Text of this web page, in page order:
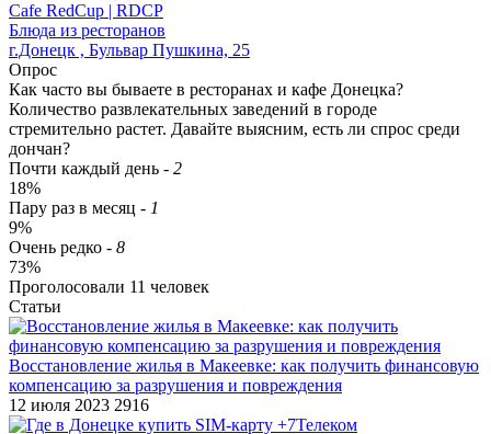
Cafe RedСup | RDCP
Блюда из ресторанов
г.Донецк , Бульвар Пушкина, 25
Опрос
Как часто вы бываете в ресторанах и кафе Донецка?
Количество развлекательных заведений в городе
стремительно растет. Давайте выясним, есть ли спрос среди
дончан?
Почти каждый день - 2
18%
Пару раз в месяц - 1
9%
Очень редко - 8
73%
Проголосовали 11 человек
Статьи
​Восстановление жилья в Макеевке: как получить финансовую
компенсацию за разрушения и повреждения
12 июля 2023 2916